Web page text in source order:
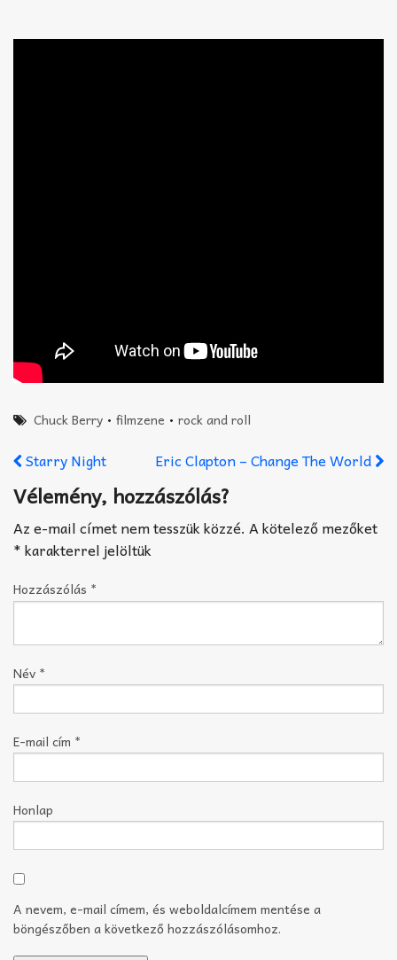
Chuck Berry •filmzene •rock and roll
Starry Night Eric Clapton – Change The World
Vélemény, hozzászólás?
Az e-mail címet nem tesszük közzé. A kötelező mezőket
*karakterrel jelöltük
Hozzászólás *
Név *
E-mail cím *
Honlap
A nevem, e-mail címem, és weboldalcímem mentése a
böngészőben a következő hozzászólásomhoz.